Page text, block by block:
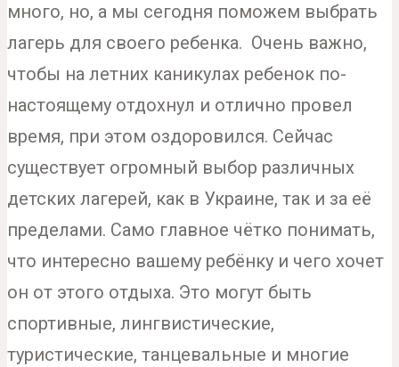
много, но, а мы сегодня поможем выбрать
лагерь для своего ребенка. Очень важно,
чтобы на летних каникулах ребенок по-
настоящему отдохнул и отлично провел
время, при этом оздоровился. Сейчас
существует огромный выбор различных
детских лагерей, как в Украине, так и за её
пределами. Само главное чётко понимать,
что интересно вашему ребёнку и чего хочет
он от этого отдыха. Это могут быть
спортивные, лингвистические,
туристические, танцевальные и многие